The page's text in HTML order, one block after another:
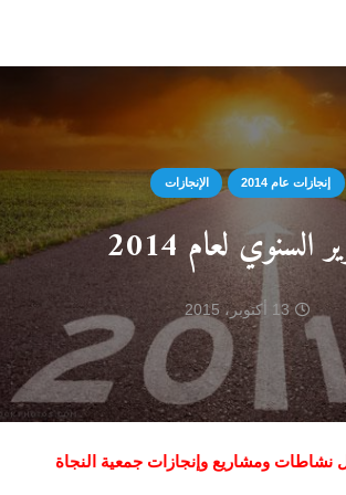
إنجازات عام 2014 الإنجازات
السنوي لعام 2014
13 أكتوبر، 2015
ومشاريع وإنجازات جمعية النجاة